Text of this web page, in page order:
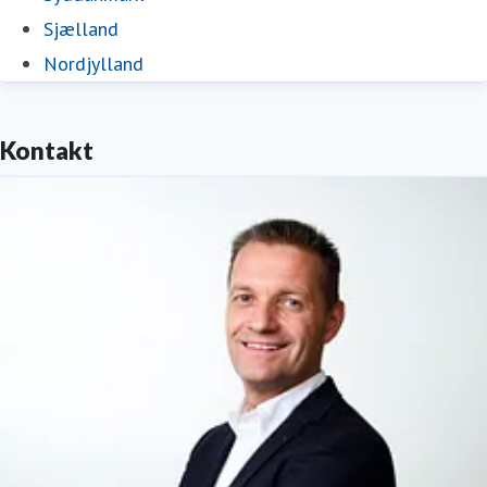
Sjælland
Nordjylland
Kontakt